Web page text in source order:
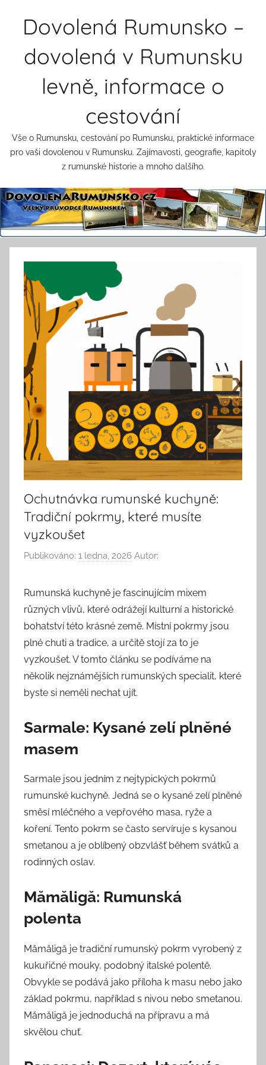
Dovolená Rumunsko –
dovolená v Rumunsku
levně, informace o
cestování
Vše o Rumunsku, cestování po Rumunsku, praktické informace
pro vaši dovolenou v Rumunsku. Zajímavosti, geografie, kapitoly
z rumunské historie a mnoho dalšího.
Ochutnávka rumunské kuchyně:
Tradiční pokrmy, které musíte
vyzkoušet
Publikováno: 1 ledna, 2026 Autor:
Rumunská kuchyně je fascinujícím mixem
různých vlivů, které odrážejí kulturní a historické
bohatství této krásné země. Místní pokrmy jsou
plné chuti a tradice, a určitě stojí za to je
vyzkoušet. V tomto článku se podíváme na
několik nejznámějších rumunských specialit, které
byste si neměli nechat ujít.
Sarmale: Kysané zelí plněné
masem
Sarmale jsou jedním z nejtypických pokrmů
rumunské kuchyně. Jedná se o kysané zelí plněné
směsí mléčného a vepřového masa, ryže a
koření. Tento pokrm se často servíruje s kysanou
smetanou a je oblíbený obzvlášť během svátků a
rodinných oslav.
Mămăligă: Rumunská
polenta
Mămăligă je tradiční rumunský pokrm vyrobený z
kukuřičné mouky, podobný italské polentě.
Obvykle se podává jako příloha k masu nebo jako
základ pokrmu, například s nivou nebo smetanou.
Mămăligă je jednoduchá na přípravu a má
skvělou chuť.